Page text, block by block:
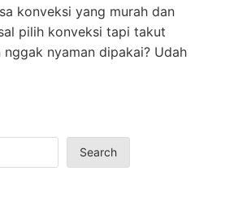
konveksi yang murah dan
pilih konveksi tapi takut
nggak nyaman dipakai? Udah
Search